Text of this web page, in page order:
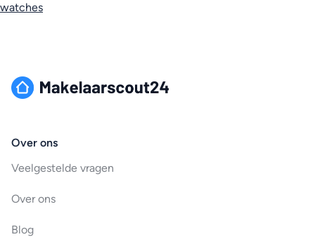
watches
Over ons
Veelgestelde vragen
Over ons
Blog